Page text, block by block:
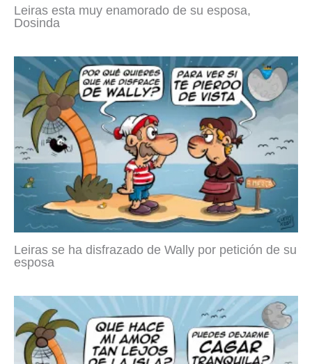
Leiras esta muy enamorado de su esposa,
Dosinda
Leiras se ha disfrazado de Wally por petición de su
esposa